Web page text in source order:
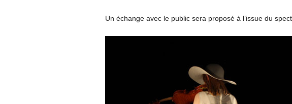
Un échange avec le public sera proposé à l’issue du